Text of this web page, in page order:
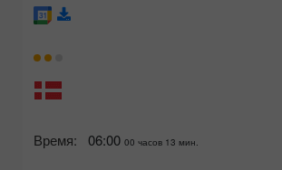
Время: 06:00 00 часов 13 мин.